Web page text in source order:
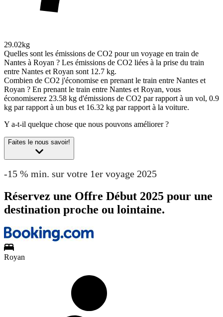
29.02kg
Quelles sont les émissions de CO2 pour un voyage en train de
Nantes à Royan ? Les émissions de CO2 liées à la prise du train
entre Nantes et Royan sont 12.7 kg.
Combien de CO2 j'économise en prenant le train entre Nantes et
Royan ? En prenant le train entre Nantes et Royan, vous
économiserez 23.58 kg d'émissions de CO2 par rapport à un vol, 0.9
kg par rapport à un bus et 16.32 kg par rapport à la voiture.
Y a-t-il quelque chose que nous pouvons améliorer ?
Faites le nous savoir!
-15 % min. sur votre 1er voyage 2025
Réservez une Offre Début 2025 pour une
destination proche ou lointaine.
Royan